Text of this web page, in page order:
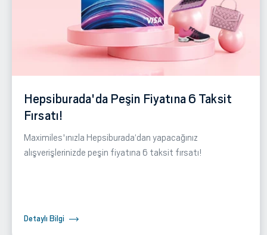
Hepsiburada'da Peşin Fiyatına 6 Taksit
Fırsatı!
Maximiles'ınızla Hepsiburada‘dan yapacağınız
alışverişlerinizde peşin fiyatına 6 taksit fırsatı!
Detaylı Bilgi